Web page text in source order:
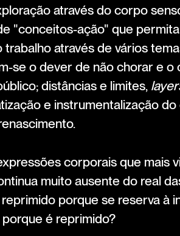
através do corpo
"conceitos-ação" que
através de vários
se o dever de não chorar e o
distâncias e limites,
e instrumentalização do
corporais que mais
muito ausente do real
porque se reserva à
é reprimido?